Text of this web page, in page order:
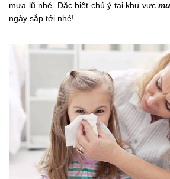
mưa lũ nhé. Đặc biệt chú ý tại khu vực
ngày sắp tới nhé!